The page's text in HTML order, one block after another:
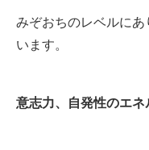
みぞおちのレベルに
います。
意志力、自発性のエネ